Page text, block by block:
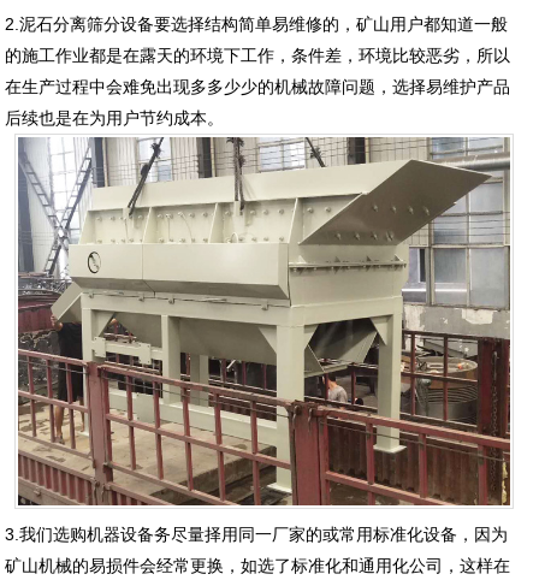
2.泥石分离筛分设备要选择结构简单易维修的，矿山用户都知道一般
的施工作业都是在露天的环境下工作，条件差，环境比较恶劣，所以
在生产过程中会难免出现多多少少的机械故障问题，选择易维护产品
后续也是在为用户节约成本。
3.我们选购机器设备务尽量择用同一厂家的或常用标准化设备，因为
矿山机械的易损件会经常更换，如选了标准化和通用化公司，这样在